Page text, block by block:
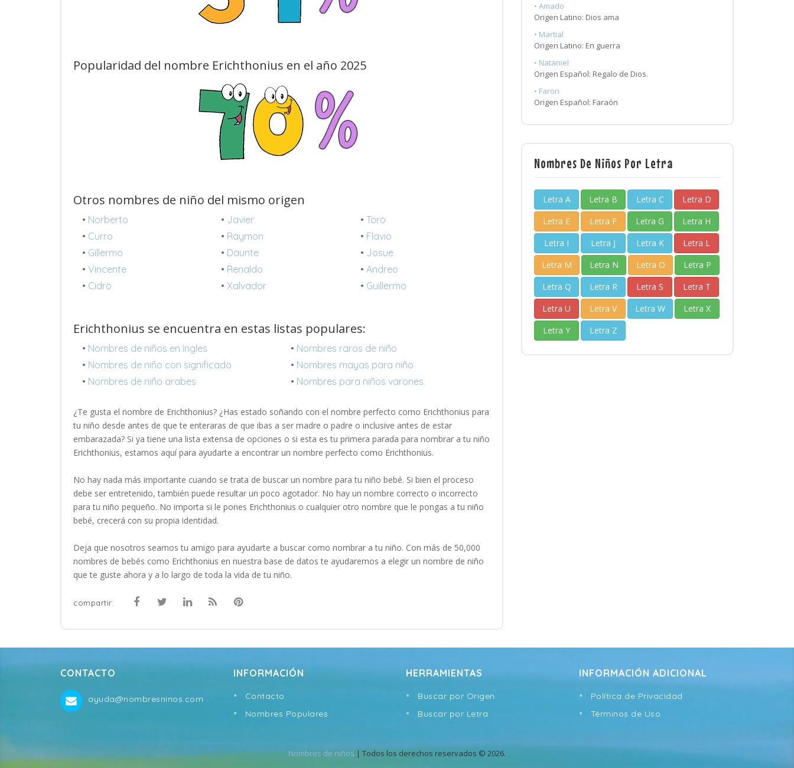
Popularidad del nombre Erichthonius en el año 2025
Otros nombres de niño del mismo origen
• Norberto • Javier • Toro
• Curro • Raymon • Flavio
• Gillermo • Daunte • Josue
• Vincente • Renaldo • Andreo
• Cidro •Xalvador • Guillermo
Erichthonius se encuentra en estas listas populares:
• Nombres de niños en ingles • Nombres raros de niño
• Nombres de niño con significado • Nombres mayas para niño
• Nombres de niño arabes • Nombres para niños varones
¿Te gusta el nombre de Erichthonius? ¿Has estado soñando con el nombre perfecto como Erichthonius para
tu niño desde antes de que te enteraras de que ibas a ser madre o padre o inclusive antes de estar
embarazada? Si ya tiene una lista extensa de opciones o si esta es tu primera parada para nombrar a tu niño
Erichthonius, estamos aquí para ayudarte a encontrar un nombre perfecto como Erichthonius.
No hay nada más importante cuando se trata de buscar un nombre para tu niño bebé. Si bien el proceso
debe ser entretenido, también puede resultar un poco agotador. No hay un nombre correcto o incorrecto
para tu niño pequeño. No importa si le pones Erichthonius o cualquier otro nombre que le pongas a tu niño
bebé, crecerá con su propia identidad.
Deja que nosotros seamos tu amigo para ayudarte a buscar como nombrar a tu niño. Con más de 50,000
nombres de bebés como Erichthonius en nuestra base de datos te ayudaremos a elegir un nombre de niño
que te guste ahora y a lo largo de toda la vida de tu niño.
compartir:
• Amado
Origen Latino: Dios ama
• Martial
Origen Latino: En guerra
• Nataniel
Origen Español: Regalo de Dios.
• Faron
Origen Español: Faraón
Nombres De Niños Por Letra
Letra A Letra B Letra C
Letra D
Letra E
Letra F Letra G
Letra H
Letra I
Letra J Letra K
Letra L
Letra M
Letra N Letra O
Letra P
Letra Q
Letra R Letra S
Letra T
Letra U
Letra V Letra W
Letra X
Letra Y
Letra Z
CONTACTO
ayuda@nombresninos.com
INFORMACIÓN
Contacto
Nombres Populares
HERRAMIENTAS
Buscar por Origen
Buscar por Letra
INFORMACIÓN ADICIONAL
Política de Privacidad
Términos de Uso
Nombres de niños | Todos los derechos reservados © 2026.